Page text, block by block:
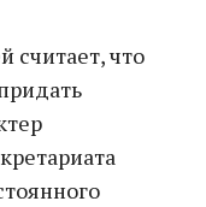
считает, что